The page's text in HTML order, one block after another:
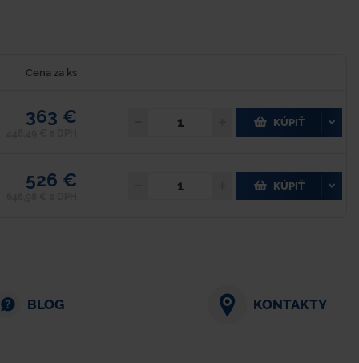
Cena za ks
363 € KÚPIŤ
526 € KÚPIŤ
BLOG KONTAKTY